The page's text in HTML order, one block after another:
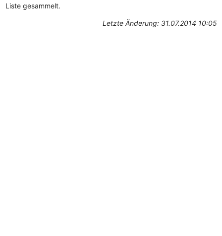
Liste gesammelt.
Letzte Änderung: 31.07.2014 10:05